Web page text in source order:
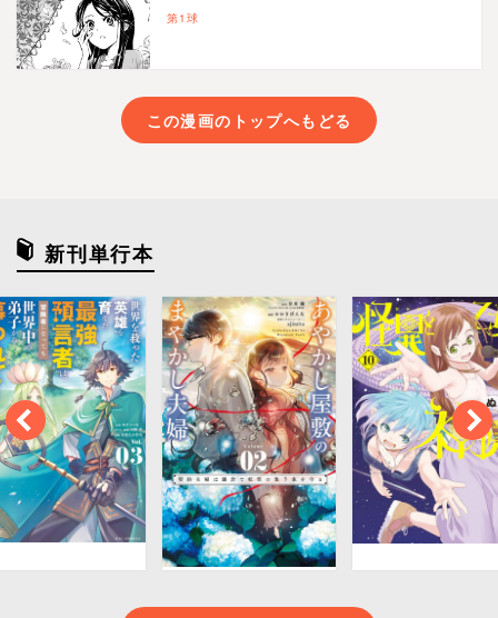
第1球
この漫画のトップへもどる
新刊単行本